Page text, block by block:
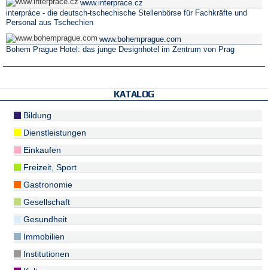
www.interprace.cz
interpráce - die deutsch-tschechische Stellenbörse für Fachkräfte und
Personal aus Tschechien
www.bohemprague.com
Bohem Prague Hotel: das junge Designhotel im Zentrum von Prag
KATALOG
Bildung
Dienstleistungen
Einkaufen
Freizeit, Sport
Gastronomie
Gesellschaft
Gesundheit
Immobilien
Institutionen